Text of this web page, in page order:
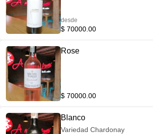
desde
$ 70000.00
Rose
$ 70000.00
Blanco
Variedad Chardonay